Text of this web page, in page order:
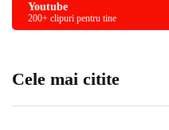
Youtube
200+ clipuri pentru tine
Cele mai citite